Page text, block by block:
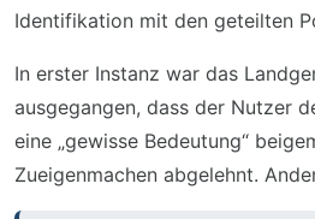
Identifikation mit den geteilten
In erster Instanz war das
ausgegangen, dass der Nutzer
eine „gewisse Bedeutung“
Zueigenmachen abgelehnt.